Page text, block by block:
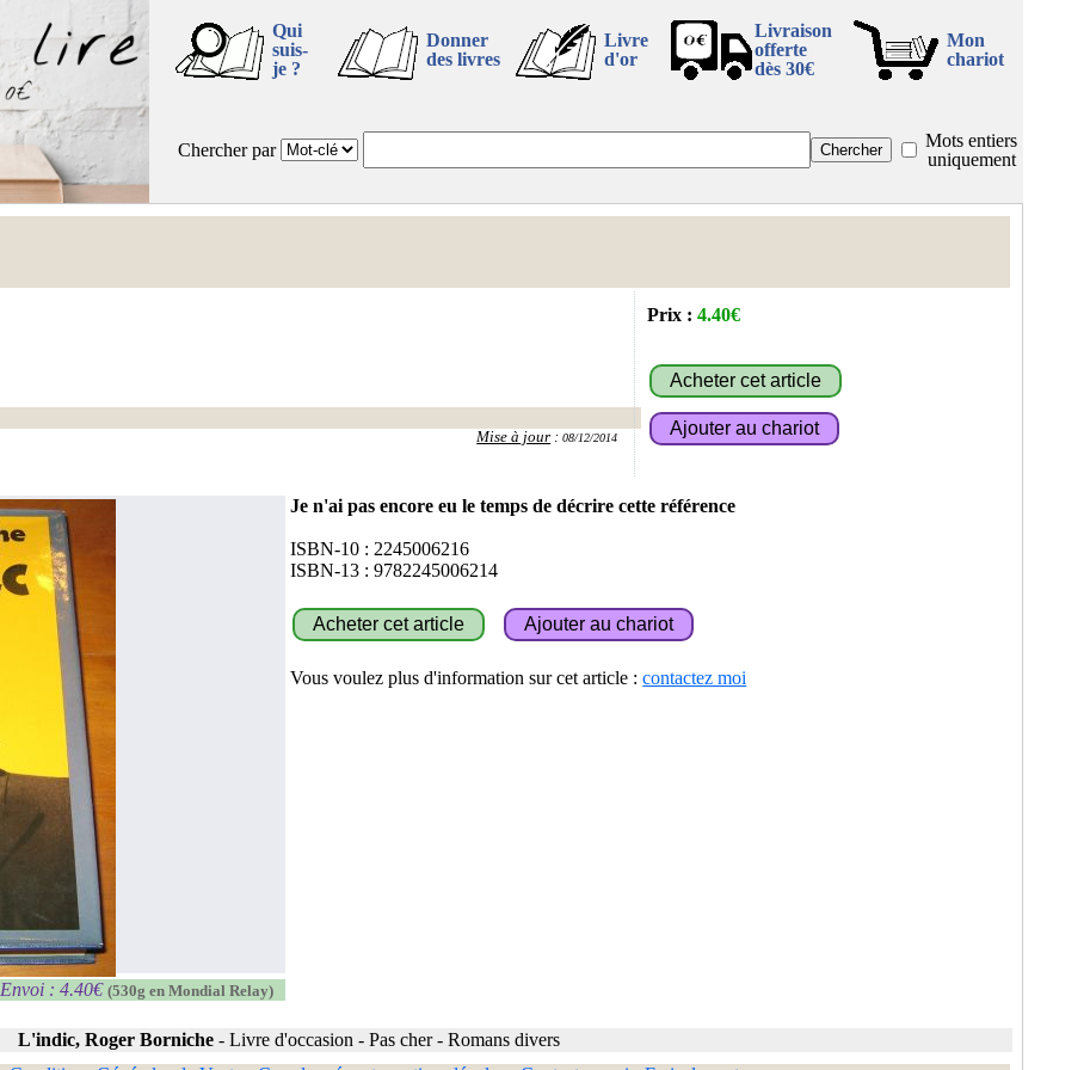
Qui
suis-
je ?
Donner
des livres
Livre
d'or
Livraison
offerte
dès 30€
Mon
chariot
Chercher par
Mots entiers
uniquement
Mise à jour :08/12/2014
Prix : 4.40€
Envoi : 4.40€(530g en Mondial Relay)
Je n'ai pas encore eu le temps de décrire cette référence
ISBN-10 : 2245006216
ISBN-13 : 9782245006214
Vous voulez plus d'information sur cet article :contactez moi
L'indic, Roger Borniche - Livre d'occasion - Pas cher- Romans divers